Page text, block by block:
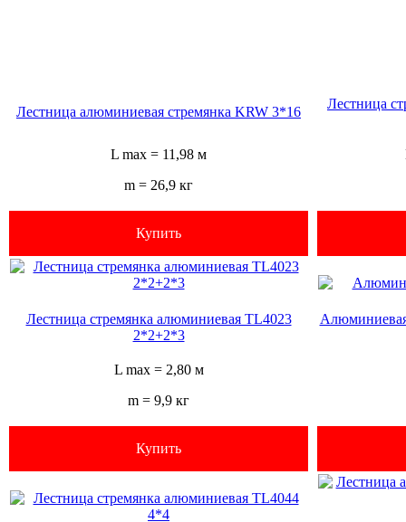
Лестница алюминиевая стремянка KRW 3*16
Лестница
L max = 11,98 м
m = 26,9 кг
Купить
Лестница стремянка алюминиевая TL4023
2*2+2*3
L max = 2,80 м
m = 9,9 кг
Купить